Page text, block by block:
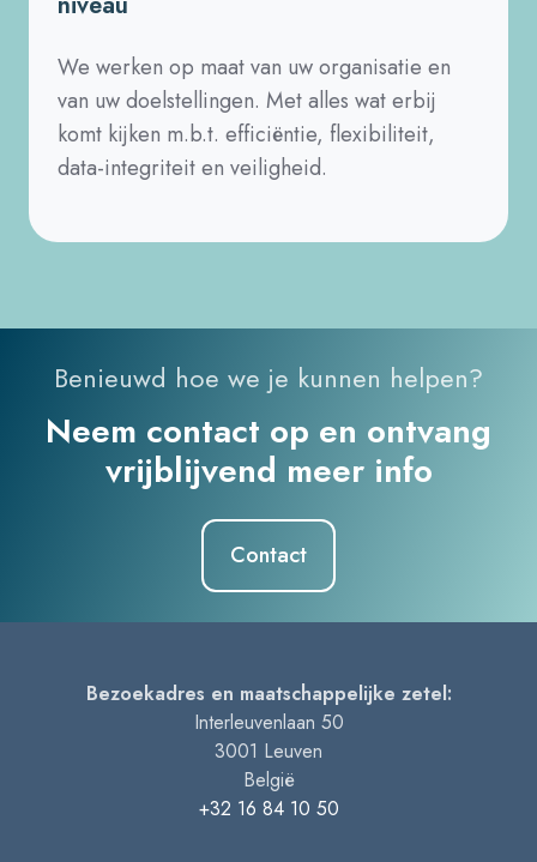
We werken op maat van uw organisatie en
van uw doelstellingen. Met alles wat erbij
komt kijken m.b.t. efficiëntie, flexibiliteit,
data-integriteit en veiligheid.
Benieuwd hoe we je kunnen helpen?
Neem contact op en ontvang
vrijblijvend meer info
Contact
Bezoekadres en maatschappelijke zetel:
Interleuvenlaan 50
3001 Leuven
België
+32 16 84 10 50